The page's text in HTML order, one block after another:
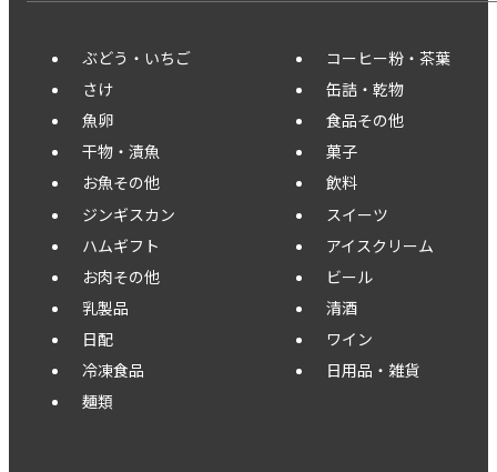
ぶどう・いちご
さけ
魚卵
干物・漬魚
お魚その他
ジンギスカン
ハムギフト
お肉その他
乳製品
日配
冷凍食品
麺類
コーヒー粉・茶葉
缶詰・乾物
食品その他
菓子
飲料
スイーツ
アイスクリーム
ビール
清酒
ワイン
日用品・雑貨